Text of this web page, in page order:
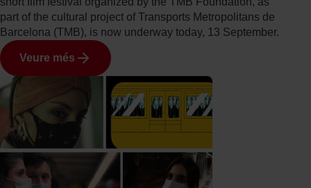
part of the cultural project of Transports Metropolitans de
Barcelona (TMB), is now underway today, 13 September.
Veure més